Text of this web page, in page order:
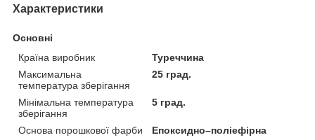
Характеристики
Основні
Країна виробник
Туреччина
Максимальна
температура зберігання
25 град.
Мінімальна температура
зберігання
5 град.
Основа порошкової фарби
Епоксидно–поліефірна